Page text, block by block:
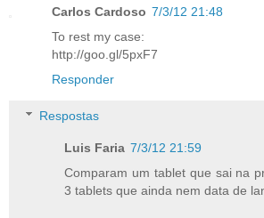
Carlos Cardoso 7/3/12 21:48
To rest my case:
http://goo.gl/5pxF7
Responder
Respostas
Luis Faria 7/3/12 21:59
Comparam um tablet que sai na
3 tablets que ainda nem data de